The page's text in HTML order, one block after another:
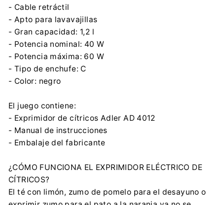
- Cable retráctil
- Apto para lavavajillas
- Gran capacidad: 1,2 l
- Potencia nominal: 40 W
- Potencia máxima: 60 W
- Tipo de enchufe: C
- Color: negro
El juego contiene:
- Exprimidor de cítricos Adler AD 4012
- Manual de instrucciones
- Embalaje del fabricante
¿CÓMO FUNCIONA EL EXPRIMIDOR ELÉCTRICO DE
CÍTRICOS?
El té con limón, zumo de pomelo para el desayuno o